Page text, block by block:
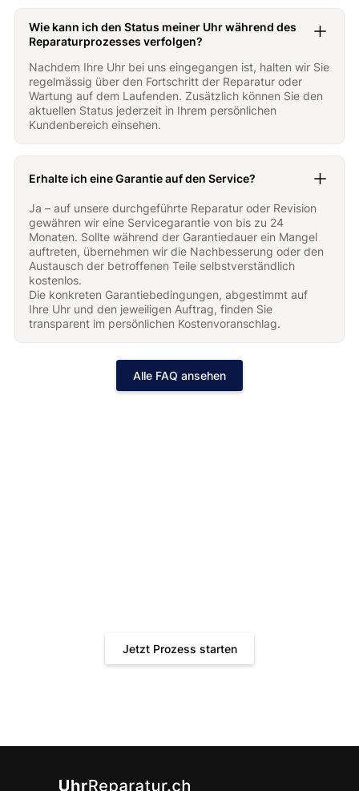
Wie kann ich den Status meiner Uhr während des
Reparaturprozesses verfolgen?
Nachdem Ihre Uhr bei uns eingegangen ist, halten wir Sie
regelmässig über den Fortschritt der Reparatur oder
Wartung auf dem Laufenden. Zusätzlich können Sie den
aktuellen Status jederzeit in Ihrem persönlichen
Kundenbereich einsehen.
Erhalte ich eine Garantie auf den Service?
Ja – auf unsere durchgeführte Reparatur oder Revision
gewähren wir eine Servicegarantie von bis zu 24
Monaten. Sollte während der Garantiedauer ein Mangel
auftreten, übernehmen wir die Nachbesserung oder den
Austausch der betroffenen Teile selbstverständlich
kostenlos.
Die konkreten Garantiebedingungen, abgestimmt auf
Ihre Uhr und den jeweiligen Auftrag, finden Sie
transparent im persönlichen Kostenvoranschlag.
Alle FAQ ansehen
Jetzt Prozess starten